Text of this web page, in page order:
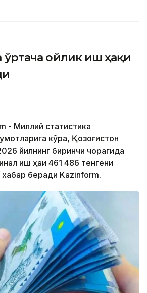
ўртача ойлик иш ҳақи
- Миллий статистика
кўра, Қозоғистон
йилнинг биринчи чорагида
иш ҳақи 461 486 тенгени
беради Kazinform.